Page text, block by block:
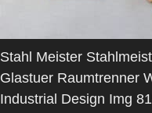
Stahl Meister
Glastuer Raumtrenner
Industrial Design Img